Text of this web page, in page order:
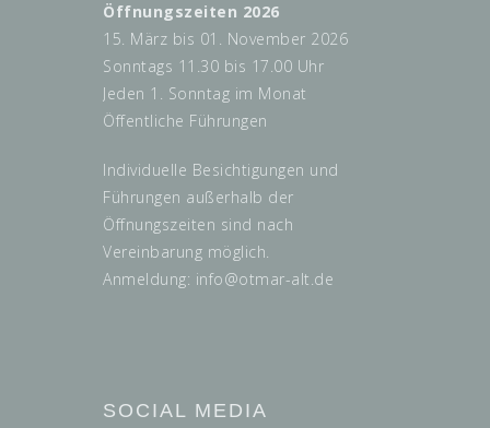
Öffnungszeiten 2026
15. März bis 01. November 2026
Sonntags 11.30 bis 17.00 Uhr
Jeden 1. Sonntag im Monat
Öffentliche Führungen
Individuelle Besichtigungen und
Führungen außerhalb der
Öffnungszeiten sind nach
Vereinbarung möglich.
Anmeldung: info@otmar-alt.de
SOCIAL MEDIA